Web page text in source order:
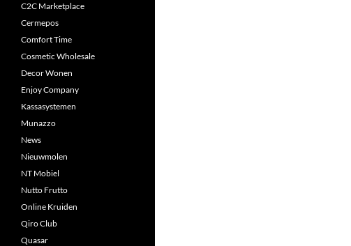
C2C Marketplace
Cermepos
Comfort Time
Cosmetic Wholesale
Decor Wonen
Enjoy Company
Kassasystemen
Munazzo
News
Nieuwmolen
NT Mobiel
Nutto Frutto
Online Kruiden
Qiro Club
Quasar